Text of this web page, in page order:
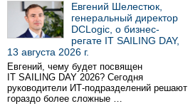
Евгений Шелестюк,
генеральный директор
DCLogic, о бизнес-
регате IT SAILING DAY,
13 августа 2026 г.
Евгений, чему будет посвящен
IT SAILING DAY 2026? Сегодня
руководители ИТ-подразделений решают
гораздо более сложные …